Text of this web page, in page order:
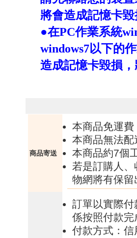
將會造成記憶卡
●在PC作業系統
windows7以下的
造成記憶卡毀損
商品寄送
本商品免運
本商品無法配
本商品約7個
若是訂購人
物網將有保
訂單以實際
係按照付款
付款方式：